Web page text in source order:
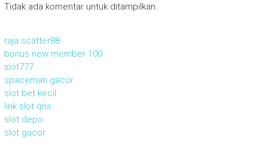
Tidak ada komentar untuk ditampilkan.
raja scatter88
bonus new member 100
slot777
spaceman gacor
slot bet kecil
link slot qris
slot depo
slot gacor